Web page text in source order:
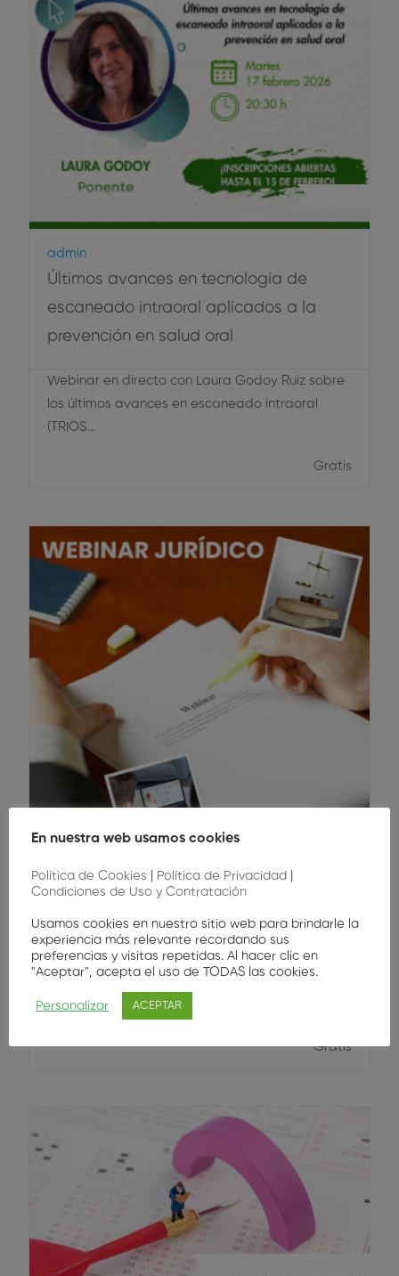
Admin
Últimos avances en tecnología de
escaneado intraoral aplicados a la
prevención en salud oral
Webinar en directo con Laura Godoy Ruiz sobre
los últimos avances en escaneado intraoral
(TRIOS…
Gratis
Admin
Webinar Jurídico
Resuelve tus dudas sobre convenios,
antes del webinar para…
Gratis
En nuestra web usamos cookies
Política de Cookies Política de Privacidad
Condiciones de Uso y Contratación
Usamos cookies en nuestro sitio web para brindarle la
experiencia más relevante recordando sus
preferencias y visitas repetidas. Al hacer clic en
"Aceptar", acepta el uso de TODAS las cookies.
Personalizar ACEPTAR